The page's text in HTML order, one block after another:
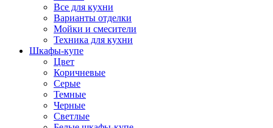
Все для кухни
Варианты отделки
Мойки и смесители
Техника для кухни
Шкафы-купе
Цвет
Коричневые
Серые
Темные
Черные
Светлые